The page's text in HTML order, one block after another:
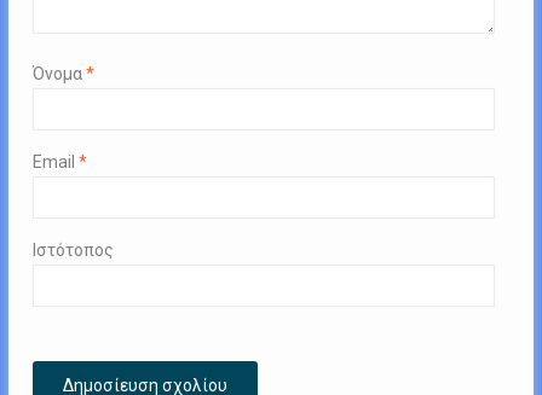
Όνομα*
Email *
Ιστότοπος